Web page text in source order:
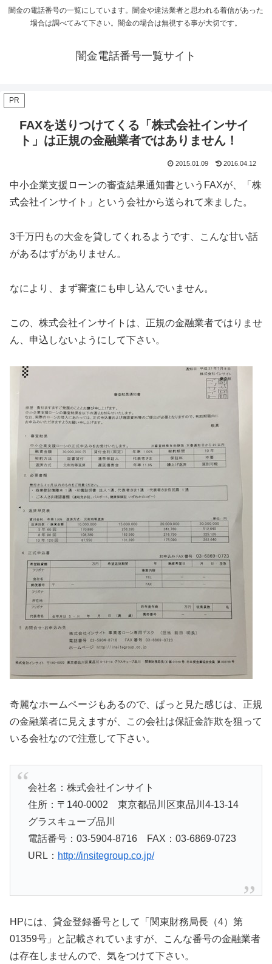
闇金の電話番号の一覧にしています。闇金や違法業者と思われる着信があった
場合は調べてみて下さい。闇金の場合は無視する事が大切です。
闇金電話番号一覧サイト
PR
FAXを送りつけてくる「株式会社インサイ
ト」は正規の金融業者ではありません！
2015.01.09 2016.04.12
中小企業支援ローンの審査結果通知書というFAXが、「株
式会社インサイト」という会社から送られて来ました。
3千万円もの大金を貸してくれるようです、こんな甘い話
があるはずがありません。
なにより、まず審査にも申し込んでいません。
この、株式会社インサイトは、正規の金融業者ではりませ
ん、申込しないようにして下さい。
奇麗なホームページもあるので、ぱっと見た感じは、正規
の金融業者に見えますが、この会社は保証金詐欺を狙って
いる会社なので注意して下さい。
会社名：株式会社インサイト
住所：〒140-0002 東京都品川区東品川4-13-14
グラスキューブ品川
電話番号：03-5904-8716 FAX：03-6869-0723
URL： http://insitegroup.co.jp/
HPには、貸金登録番号として「関東財務局長（4）第
01359号」と記載されていますが、こんな番号の金融業者
は存在しませんので、気をつけて下さい。